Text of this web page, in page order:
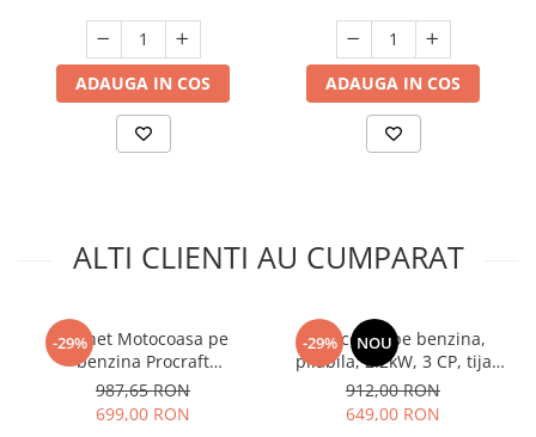
ADAUGA IN COS ADAUGA IN COS
ALTI CLIENTI AU CUMPARAT
-29%
Pachet Motocoasa pe
benzina Procraft
T4350+accesoriu taiere la
inaltime,6 cp,58 Cc,5
sisteme de taiere
987,65 RON
699,00 RON
-29% NOU
Motocoasa pe benzina,
pliabila, 2.2kW, 3 CP, tija
detasabila, accesorii, Raider
RD-GBC24
912,00 RON
649,00 RON